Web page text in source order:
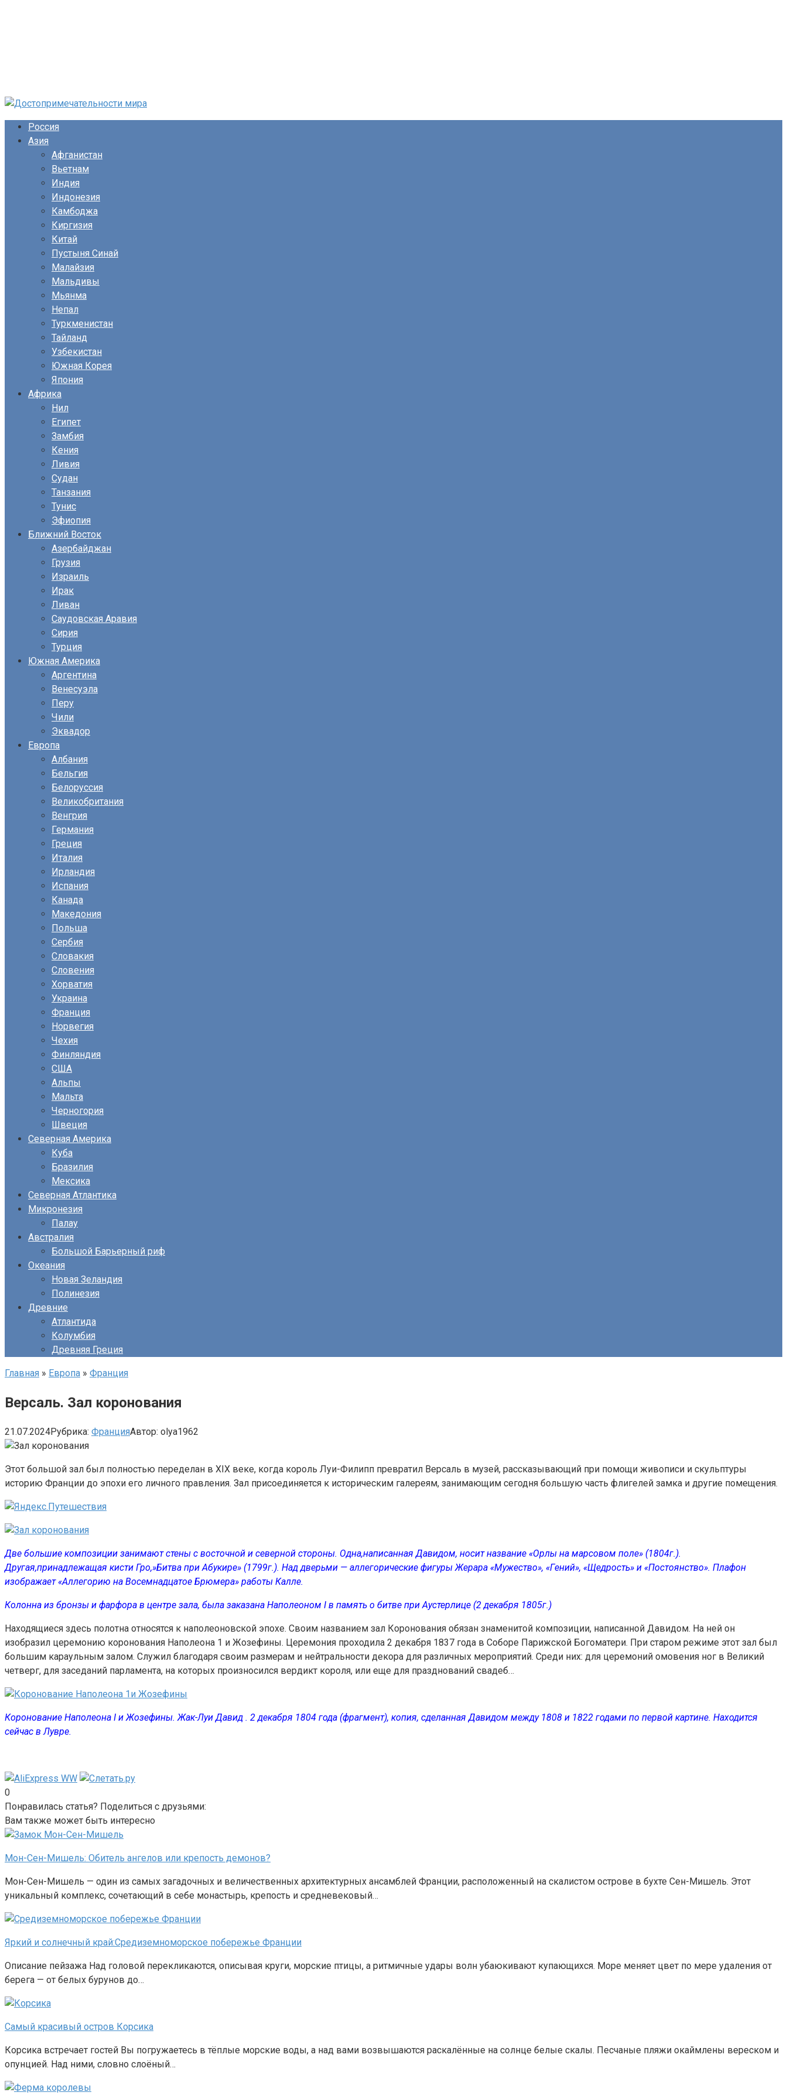
Перейти
контентуРоссия
Азия
Афганистан
Вьетнам
Индия
Индонезия
Камбоджа
Киргизия
Китай
Пустыня Синай
Малайзия
Мальдивы
Мьянма
Непал
Туркменистан
Тайланд
Узбекистан
Южная Корея
Япония
Африка
Нил
Египет
Замбия
Кения
Ливия
Судан
Танзания
Тунис
Эфиопия
Ближний Восток
Азербайджан
Грузия
Израиль
Ирак
Ливан
Саудовская Аравия
Сирия
Турция
Южная Америка
Аргентина
Венесуэла
Перу
Чили
Эквадор
Европа
Албания
Бельгия
Белоруссия
Великобритания
Венгрия
Германия
Греция
Италия
Ирландия
Испания
Канада
Македония
Польша
Сербия
Словакия
Словения
Хорватия
Украина
Франция
Норвегия
Чехия
Финляндия
США
Альпы
Мальта
Черногория
Швеция
Северная Америка
Куба
Бразилия
Мексика
Северная Атлантика
Микронезия
Палау
Австралия
Большой Барьерный риф
Океания
Новая Зеландия
Полинезия
Древние
Атлантида
Колумбия
Древняя Греция
Главная » Европа » Франция
Версаль. Зал коронования
21.07.2024Рубрика: ФранцияАвтор: olya1962
Этот большой зал был полностью переделан в XIX веке, когда король Луи-Филипп превратил Версаль в музей, рассказывающий при помощи живописи и скульптуры
историю Франции до эпохи его личного правления. Зал присоединяется к историческим галереям, занимающим сегодня большую часть флигелей замка и другие помещения.
Две большие композиции занимают стены с восточной и северной стороны. Одна,написанная Давидом, носит название «Орлы на марсовом поле» (1804г.).
Другая,принадлежащая кисти Гро,»Битва при Абукире» (1799г.). Над дверьми — аллегорические фигуры Жерара «Мужество», «Гений», «Щедрость» и «Постоянство». Плафон
изображает «Аллегорию на Восемнадцатое Брюмера» работы Калле.
Колонна из бронзы и фарфора в центре зала, была заказана Наполеоном I в память о битве при Аустерлице (2 декабря 1805г.)
Находящиеся здесь полотна относятся к наполеоновской эпохе. Своим названием зал Коронования обязан знаменитой композиции, написанной Давидом. На ней он
изобразил церемонию коронования Наполеона 1 и Жозефины. Церемония проходила 2 декабря 1837 года в Соборе Парижской Богоматери. При старом режиме этот зал был
большим караульным залом. Служил благодаря своим размерам и нейтральности декора для различных мероприятий. Среди них: для церемоний омовения ног в Великий
четверг, для заседаний парламента, на которых произносился вердикт короля, или еще для празднований свадеб…
Коронование Наполеона I и Жозефины. Жак-Луи Давид . 2 декабря 1804 года (фрагмент), копия, сделанная Давидом между 1808 и 1822 годами по первой картине. Находится
сейчас в Лувре.
0
Понравилась статья? Поделиться с друзьями:
Вам также может быть интересно
Мон-Сен-Мишель: Обитель ангелов или крепость демонов?
Мон-Сен-Мишель — один из самых загадочных и величественных архитектурных ансамблей Франции, расположенный на скалистом острове в бухте Сен-Мишель. Этот
уникальный комплекс, сочетающий в себе монастырь, крепость и средневековый…
Яркий и солнечный край:Средиземноморское побережье Франции
Описание пейзажа Над головой перекликаются, описывая круги, морские птицы, а ритмичные удары волн убаюкивают купающихся. Море меняет цвет по мере удаления от
берега — от белых бурунов до…
Самый красивый остров Корсика
Корсика встречает гостей Вы погружаетесь в тёплые морские воды, а над вами возвышаются раскалённые на солнце белые скалы. Песчаные пляжи окаймлены вереском и
опунцией. Над ними, словно слоёный…